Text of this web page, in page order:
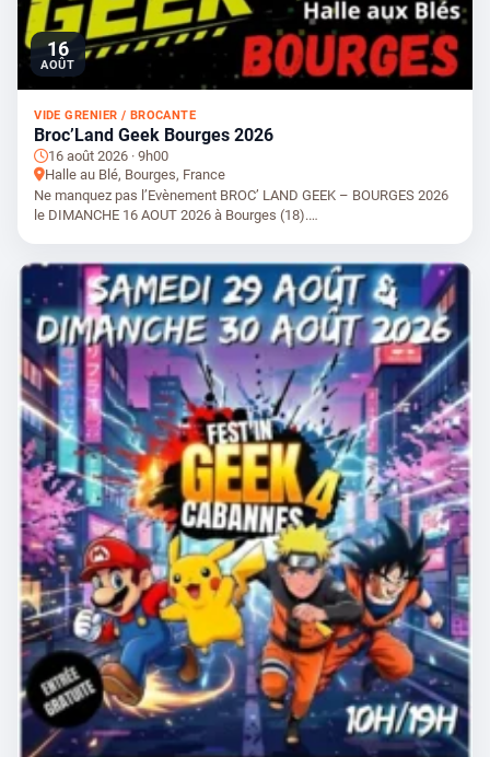
16
AOÛT
VIDE GRENIER / BROCANTE
Broc’Land Geek Bourges 2026
16 août 2026 · 9h00
Halle au Blé, Bourges, France
Ne manquez pas l’Evènement BROC’ LAND GEEK – BOURGES 2026
le DIMANCHE 16 AOUT 2026 à Bourges (18).…